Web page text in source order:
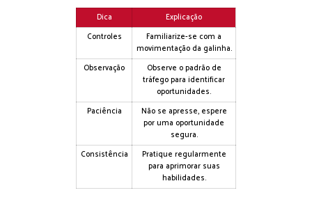
Dica
Explicação
Controles
Familiarize-se com a
movimentação da galinha.
Observação
Observe o padrão de
tráfego para identificar
oportunidades.
Paciência
Não se apresse, espere
por uma oportunidade
segura.
Consistência
Pratique regularmente
para aprimorar suas
habilidades.